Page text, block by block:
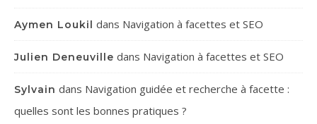
Aymen Loukil dans Navigation à facettes et SEO
Julien Deneuville dans Navigation à facettes et SEO
Sylvain dans Navigation guidée et recherche à facette :
quelles sont les bonnes pratiques ?